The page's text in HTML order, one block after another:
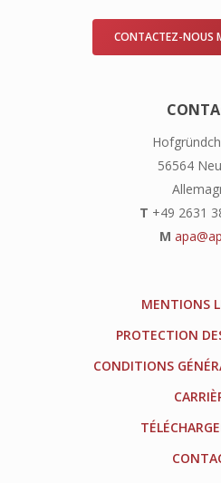
CONTACTEZ-NOUS
56564
T +49 2631
M
MENTIONS
PROTECTION
CONDITIONS